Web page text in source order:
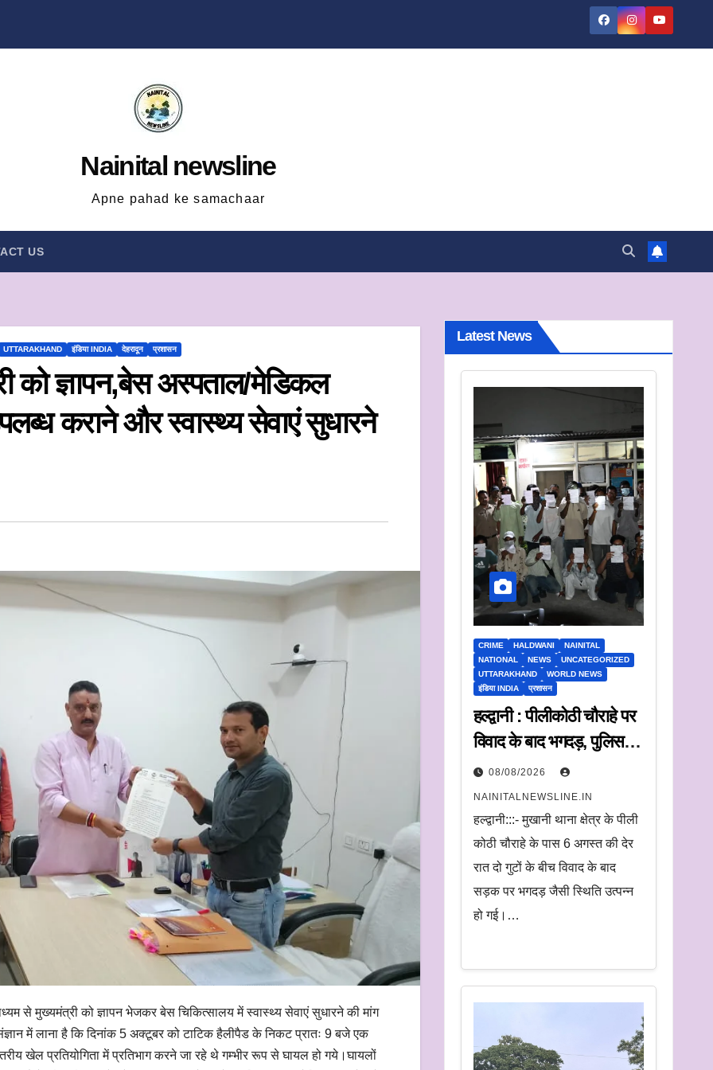
Nainital newsline
Apne pahad ke samachaar
US
UTTARAKHAND इंडिया INDIA देहरादून प्रशासन
को ज्ञापन,बेस अस्पताल/मेडिकल
कराने और स्वास्थ्य सेवाएं सुधारने
से मुख्यमंत्री को ज्ञापन भेजकर बेस चिकित्सालय में स्वास्थ्य सेवाएं सुधारने की मांग
में लाना है कि दिनांक 5 अक्टूबर को टाटिक हैलीपैड के निकट प्रातः 9 बजे एक
खेल प्रतियोगिता में प्रतिभाग करने जा रहे थे गम्भीर रूप से घायल हो गये।घायलों
Latest News
CRIME HALDWANI
NAINITAL
NATIONAL
NEWS
UNCATEGORIZED
UTTARAKHAND
WORLD NEWS
इंडिया INDIA
प्रशासन
हल्द्वानी : पीलीकोठी चौराहे पर
विवाद के बाद भगदड़, पुलिस ने
20 लोगों पर की कार्रवाई
08/08/2026
NAINITALNEWSLINE.IN
हल्द्वानी:::- मुखानी थाना क्षेत्र के पीली
कोठी चौराहे के पास 6 अगस्त की देर
रात दो गुटों के बीच विवाद के बाद
सड़क पर भगदड़ जैसी स्थिति उत्पन्न
हो गई।…